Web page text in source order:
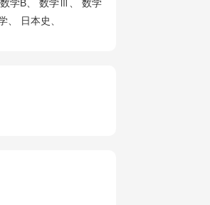
学B、 数学Ⅲ、 数学
、 日本史、